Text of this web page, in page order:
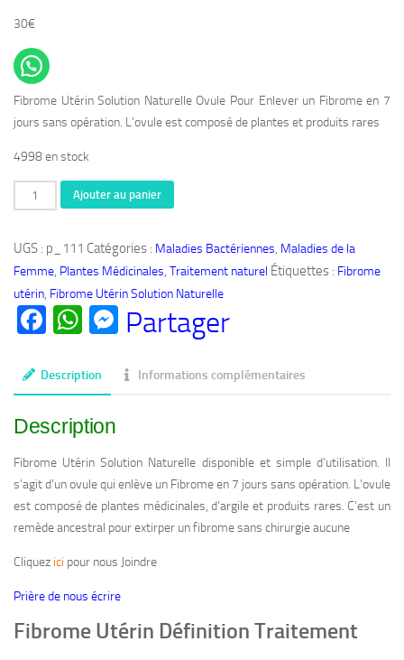
30€
Fibrome Utérin Solution Naturelle Ovule Pour Enlever un Fibrome en 7
jours sans opération. L’ovule est composé de plantes et produits rares
4998 en stock
quantité
de
Bio
111:
Fibrome
Utérin
Solution
Ajouter au panier
UGS : p_111 Catégories : Maladies Bactériennes, Maladies de la
Femme, Plantes Médicinales, Traitement naturel Étiquettes : Fibrome
utérin, Fibrome Utérin Solution Naturelle
Facebook
WhatsApp
Messenger
Partager
Description Informations complémentaires
Description
Fibrome Utérin Solution Naturelle disponible et simple d’utilisation. Il
s’agit d’un ovule qui enlève un Fibrome en 7 jours sans opération. L’ovule
est composé de plantes médicinales, d’argile et produits rares. C’est un
remède ancestral pour extirper un fibrome sans chirurgie aucune
Cliquez ici pour nous Joindre
Prière de nous écrire
Fibrome Utérin Définition Traitement